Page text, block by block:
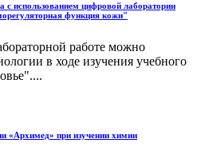
с использованием цифровой лаборатории
функция кожи"
работе можно
в ходе изучения учебного
«Архимед» при изучении химии